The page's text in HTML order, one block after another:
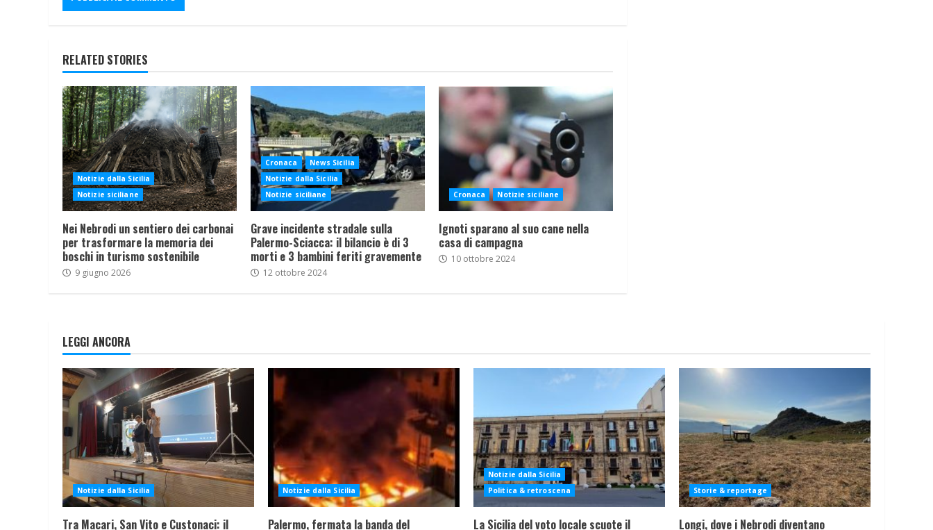
RELATED STORIES
Notizie dalla Sicilia
Notizie siciliane
Nei Nebrodi un sentiero dei carbonai
per trasformare la memoria dei
boschi in turismo sostenibile
9 giugno 2026
Cronaca
News Sicilia
Notizie dalla Sicilia
Notizie siciliane
Grave incidente stradale sulla
Palermo-Sciacca: il bilancio è di 3
morti e 3 bambini feriti gravemente
12 ottobre 2024
Cronaca Notizie siciliane
Ignoti sparano al suo cane nella
casa di campagna
10 ottobre 2024
LEGGI ANCORA
Notizie dalla Sicilia
Tra Macari, San Vito e Custonaci: il
Notizie dalla Sicilia
Palermo, fermata la banda del
Notizie dalla Sicilia
Politica & retroscena
La Sicilia del voto locale scuote il
Storie & reportage
Longi, dove i Nebrodi diventano